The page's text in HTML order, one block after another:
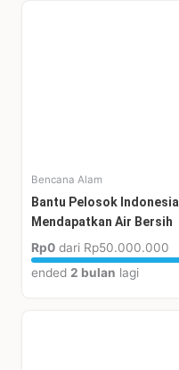
Bencana Alam
Bantu Pelosok Indonesia
Mendapatkan Air Bersih
Rp0 dari Rp50.000.000
ended 2 bulan lagi